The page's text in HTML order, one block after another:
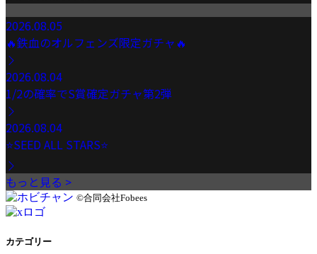
2026.08.05
🔥鉄血のオルフェンズ限定ガチャ🔥
2026.08.04
1/2の確率でS賞確定ガチャ第2弾
2026.08.04
⭐️SEED ALL STARS⭐️
もっと見る >
©合同会社Fobees
カテゴリー